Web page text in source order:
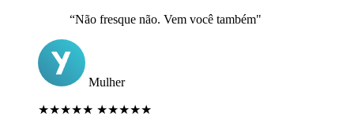
“Não fresque não. Vem você também"
Mulher
★★★★★ ★★★★★